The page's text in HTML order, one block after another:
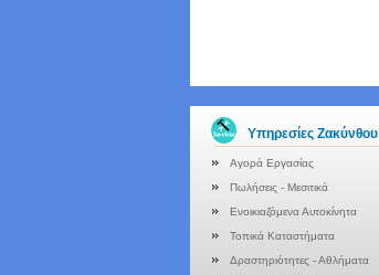
Υπηρεσίες Ζακύνθου
Αγορά Εργασίας
Πωλήσεις - Μεσιτικά
Ενοικιαζόμενα Αυτοκίνητα
Τοπικά Καταστήματα
Δραστηριότητες - Αθλήματα